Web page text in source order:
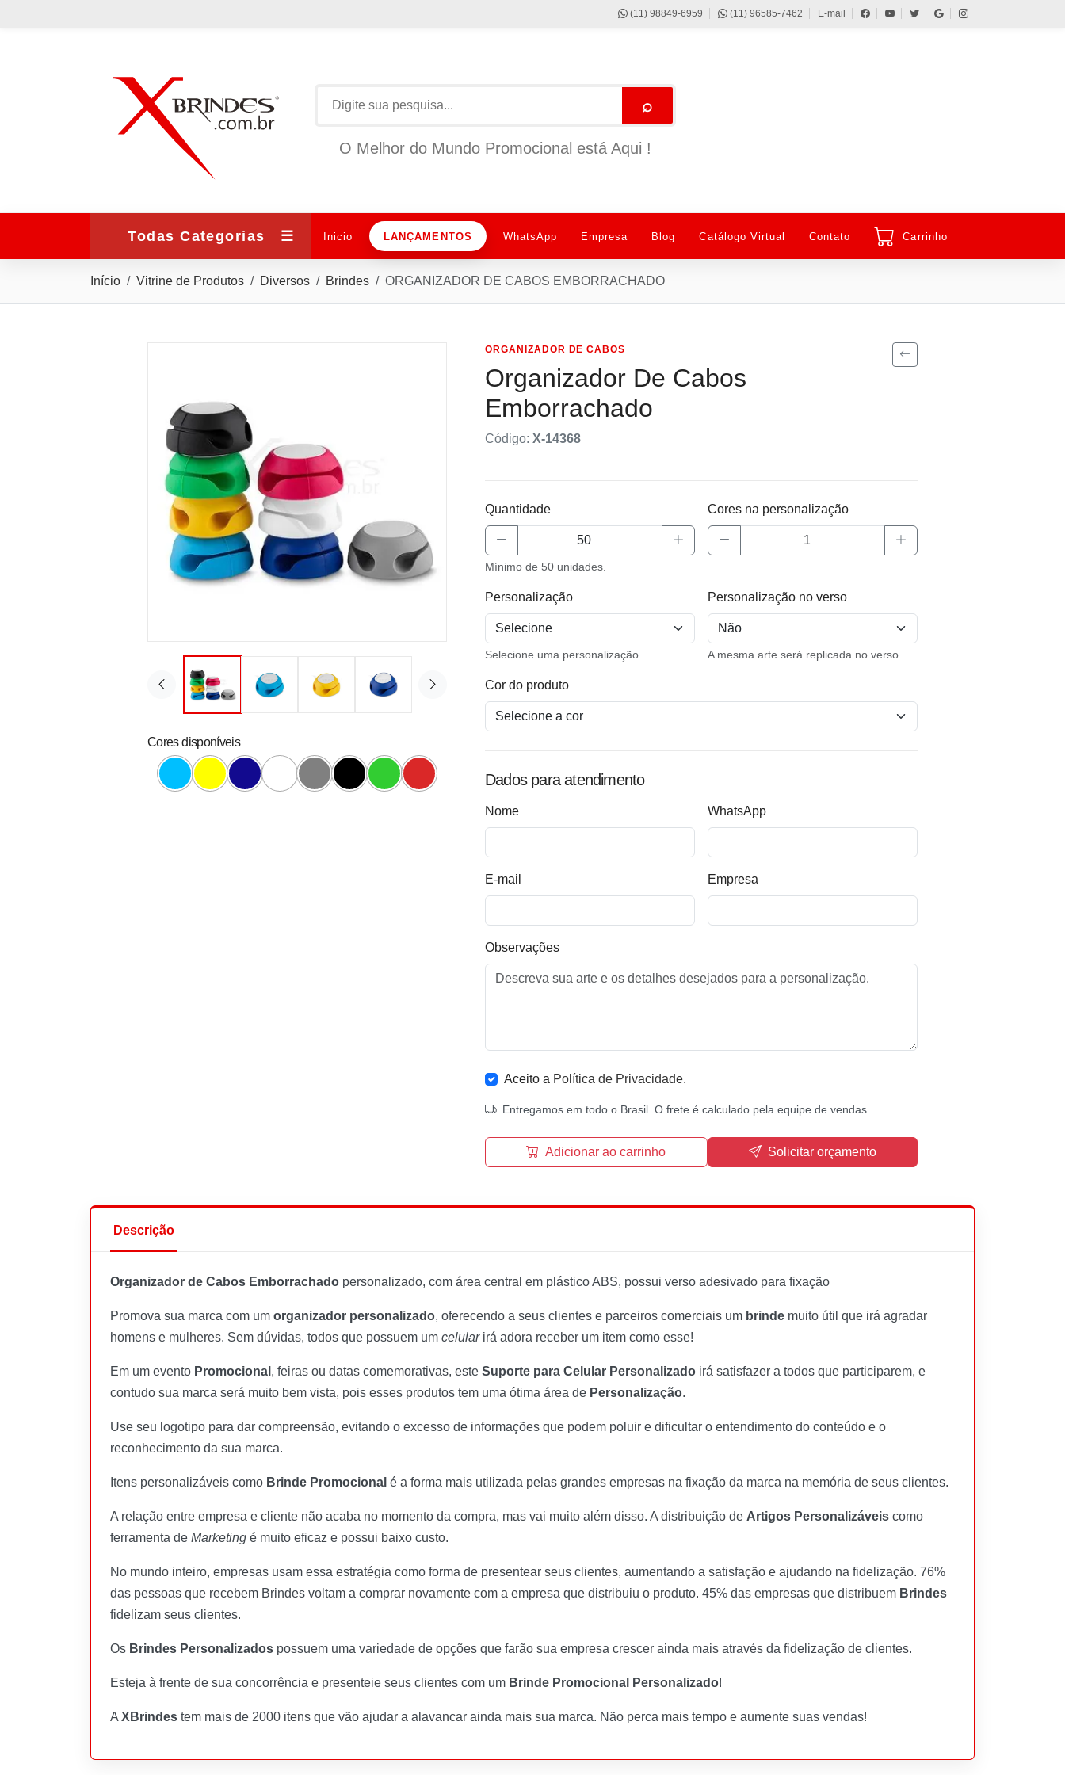
(11) 98849-6959 (11) 96585-7462 E-mail
⌕
O Melhor do Mundo Promocional está Aqui !
Todas Categorias ☰ Inicio LANÇAMENTOS WhatsApp Empresa Blog Catálogo Virtual Contato Carrinho
Início Vitrine de Produtos Diversos Brindes ORGANIZADOR DE CABOS EMBORRACHADO
Cores disponíveis
ORGANIZADOR DE CABOS
Organizador De Cabos
Emborrachado
Código: X-14368
Quantidade
Mínimo de 50 unidades.
Cores na personalização
Personalização
Selecione uma personalização.
Personalização no verso
A mesma arte será replicada no verso.
Cor do produto
Dados para atendimento
Nome WhatsApp
E-mail Empresa
Observações
Aceito a Política de Privacidade.
Entregamos em todo o Brasil. O frete é calculado pela equipe de vendas.
Adicionar ao carrinho Solicitar orçamento
Descrição
Organizador de Cabos Emborrachado personalizado, com área central em plástico ABS, possui verso adesivado para fixação
Promova sua marca com um organizador personalizado, oferecendo a seus clientes e parceiros comerciais um brinde muito útil que irá agradar
homens e mulheres. Sem dúvidas, todos que possuem um celularirá adora receber um item como esse!
Em um evento Promocional , feiras ou datas comemorativas, este Suporte para Celular Personalizado irá satisfazer a todos que participarem, e
contudo sua marca será muito bem vista, pois esses produtos tem uma ótima área de Personalização.
Use seu logotipo para dar compreensão, evitando o excesso de informações que podem poluir e dificultar o entendimento do conteúdo e o
reconhecimento da sua marca.
Itens personalizáveis como Brinde Promocional é a forma mais utilizada pelas grandes empresas na fixação da marca na memória de seus clientes.
A relação entre empresa e cliente não acaba no momento da compra, mas vai muito além disso. A distribuição de Artigos Personalizáveis como
ferramenta de Marketing é muito eficaz e possui baixo custo.
No mundo inteiro, empresas usam essa estratégia como forma de presentear seus clientes, aumentando a satisfação e ajudando na fidelização. 76%
das pessoas que recebem Brindes voltam a comprar novamente com a empresa que distribuiu o produto. 45% das empresas que distribuem Brindes
fidelizam seus clientes.
Os Brindes Personalizados possuem uma variedade de opções que farão sua empresa crescer ainda mais através da fidelização de clientes.
Esteja à frente de sua concorrência e presenteie seus clientes com um Brinde Promocional Personalizado!
A XBrindes tem mais de 2000 itens que vão ajudar a alavancar ainda mais sua marca. Não perca mais tempo e aumente suas vendas!